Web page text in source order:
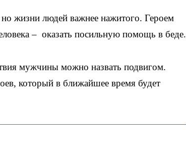
жизни людей важнее нажитого. Героем
– оказать посильную помощь в беде.
мужчины можно назвать подвигом.
который в ближайшее время будет